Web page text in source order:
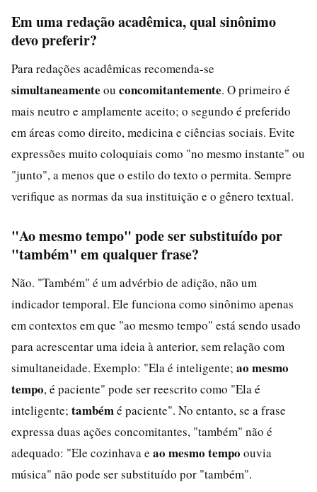
Em uma redação acadêmica, qual sinônimo
devo preferir?
Para redações acadêmicas recomenda-se
simultaneamente ou concomitantemente. O primeiro é
mais neutro e amplamente aceito; o segundo é preferido
em áreas como direito, medicina e ciências sociais. Evite
expressões muito coloquiais como "no mesmo instante" ou
"junto", a menos que o estilo do texto o permita. Sempre
verifique as normas da sua instituição e o gênero textual.
"Ao mesmo tempo" pode ser substituído por
"também" em qualquer frase?
Não. "Também" é um advérbio de adição, não um
indicador temporal. Ele funciona como sinônimo apenas
em contextos em que "ao mesmo tempo" está sendo usado
para acrescentar uma ideia à anterior, sem relação com
simultaneidade. Exemplo: "Ela é inteligente; ao mesmo
tempo, é paciente" pode ser reescrito como "Ela é
inteligente; tambémé paciente". No entanto, se a frase
expressa duas ações concomitantes, "também" não é
adequado: "Ele cozinhava e ao mesmo tempo ouvia
música" não pode ser substituído por "também".